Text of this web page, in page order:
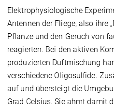
Elektrophysiologische
Antennen der Fliege, also ihre
Pflanze und den Geruch von
reagierten. Bei den aktiven
produzierten Duftmischung
verschiedene Oligosulfide.
auf und übersteigt die
Grad Celsius. Sie ahmt damit